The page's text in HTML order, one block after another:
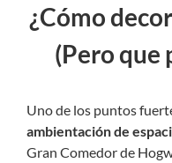
¿Cómo
(Pero que
Uno de los puntos
ambientación de
Gran Comedor de